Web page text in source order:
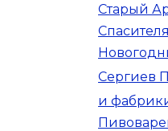
Старый
Спасителя
Сергиев
и